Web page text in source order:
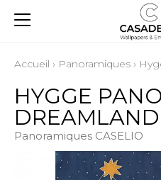
Accueil › Panoramiques ›
HYGGE
DREAMLAND
Panoramiques CASELIO